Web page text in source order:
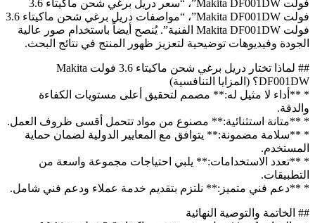
فولت Makita DF001DW”، “سعر دريل برغي شحن ماكيتاء 3.6
فولت Makita DF001DW”، “مواصفات دريل برغي شحن ماكيتاء 3.6
فولت Makita DF001DW الفنية”. يُنصح أيضاً باستخدام صور عالية
الجودة وفيديوهات توضيحية لتعزيز ظهور المنتج في نتائج البحث.
## لماذا تختار دريل برغي شحن ماكيتاء 3.6 فولت Makita
DF001DW؟ (المزايا التنافسية)
* **أداء لا مثيل له:** مصمم لتحقيق أعلى مستويات الكفاءة
والدقة.
* **متانة استثنائية:** مصنوع من مواد تتحمل أقسى ظروف العمل.
* **سلامة مضمونة:** يتوافق مع المعايير الدولية لضمان حماية
المستخدم.
* **تعدد الاستخدامات:** يلبي احتياجات مجموعة واسعة من
التطبيقات.
* **دعم فني متميز:** نلتزم بتقديم خدمة عملاء ودعم فني شامل.
## الخاتمة والتوصية النهائية